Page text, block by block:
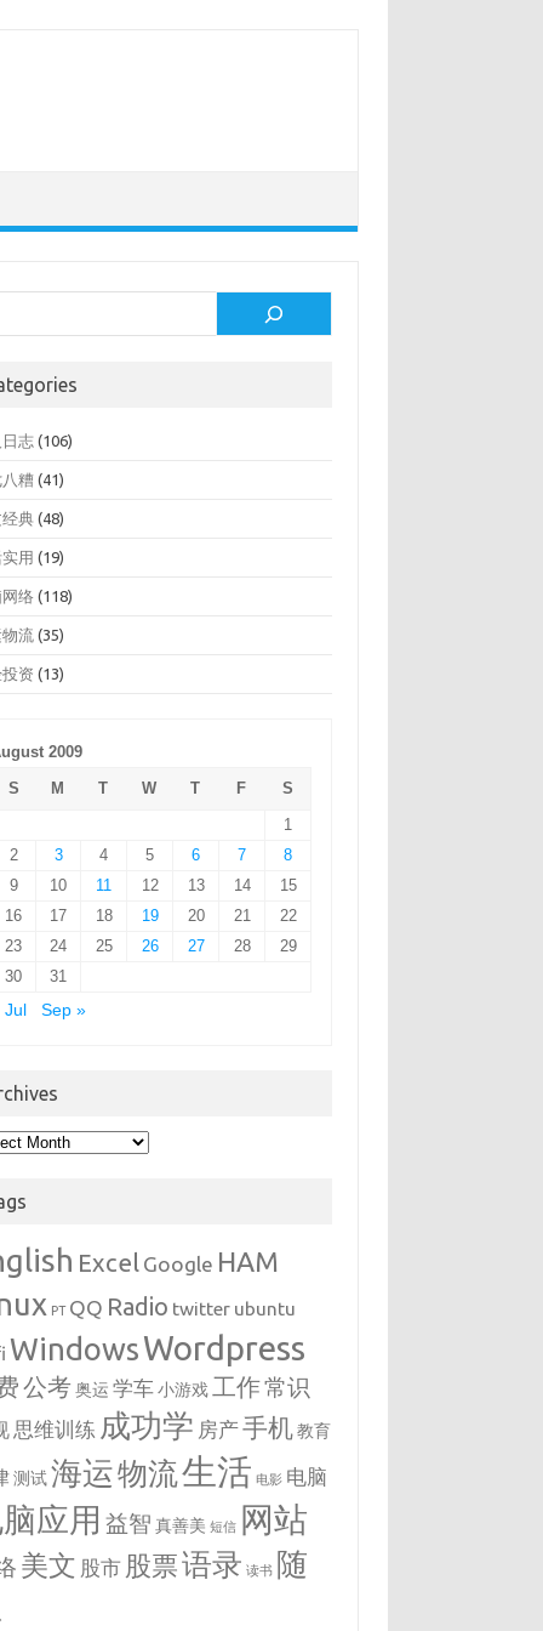
志 (106)
糟 (41)
典 (48)
用 (19)
络 (118)
流 (35)
资 (13)
2009
S
M T W T F
S
1
2
3 4 5 6 7
8
9
10 11 12 13 14
15
16
17 18 19 20 21
22
23
24 25 26 27 28
29
30
31
Jul
Sep »
Excel Google HAM
PT QQ Radio twitter ubuntu
WindowsWordpress
公考 奥运 学车 小游戏 工作常识
思维训练 成功学 房产手机 教育
测试 海运物流生活 电影 电脑
应用 益智 真善美 短信 网站
美文 股市 股票语录 读书 随